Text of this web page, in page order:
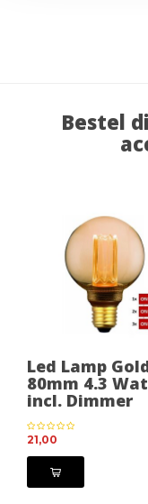
Bestel
Led Lamp
80mm 4.3
incl. Dimmer
21,00